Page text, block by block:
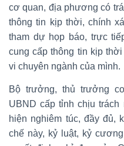
cơ quan, địa phương có
thông tin kịp thời, chính
tham dự họp báo, trực
cung cấp thông tin kịp
vi chuyên ngành của mình.
Bộ trưởng, thủ trưởng
UBND cấp tỉnh chịu
hiện nghiêm túc, đầy đủ,
chế này, kỷ luật, kỷ